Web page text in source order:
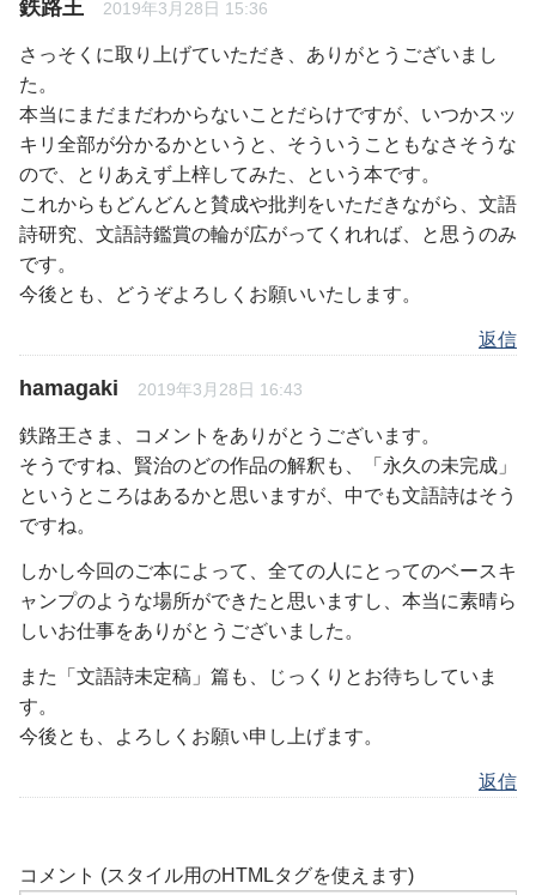
鉄路王 2019年3月28日 15:36
さっそくに取り上げていただき、ありがとうございまし
た。
本当にまだまだわからないことだらけですが、いつかスッ
キリ全部が分かるかというと、そういうこともなさそうな
ので、とりあえず上梓してみた、という本です。
これからもどんどんと賛成や批判をいただきながら、文語
詩研究、文語詩鑑賞の輪が広がってくれれば、と思うのみ
です。
今後とも、どうぞよろしくお願いいたします。
返信
hamagaki 2019年3月28日 16:43
鉄路王さま、コメントをありがとうございます。
そうですね、賢治のどの作品の解釈も、「永久の未完成」
というところはあるかと思いますが、中でも文語詩はそう
ですね。
しかし今回のご本によって、全ての人にとってのベースキ
ャンプのような場所ができたと思いますし、本当に素晴ら
しいお仕事をありがとうございました。
また「文語詩未定稿」篇も、じっくりとお待ちしていま
す。
今後とも、よろしくお願い申し上げます。
返信
コメント (スタイル用のHTMLタグを使えます)